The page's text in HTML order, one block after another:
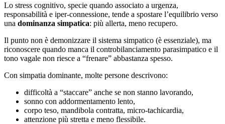
Lo stress cognitivo, specie quando associato a urgenza,
responsabilità e iper-connessione, tende a spostare l’equilibrio verso
una dominanza simpatica: più allerta, meno recupero.
Il punto non è demonizzare il sistema simpatico (è essenziale), ma
riconoscere quando manca il controbilanciamento parasimpatico e il
tono vagale non riesce a “frenare” abbastanza spesso.
Con simpatia dominante, molte persone descrivono:
difficoltà a “staccare” anche se non stanno lavorando,
sonno con addormentamento lento,
corpo teso, mandibola contratta, micro-tachicardia,
attenzione più stretta e meno flessibile.